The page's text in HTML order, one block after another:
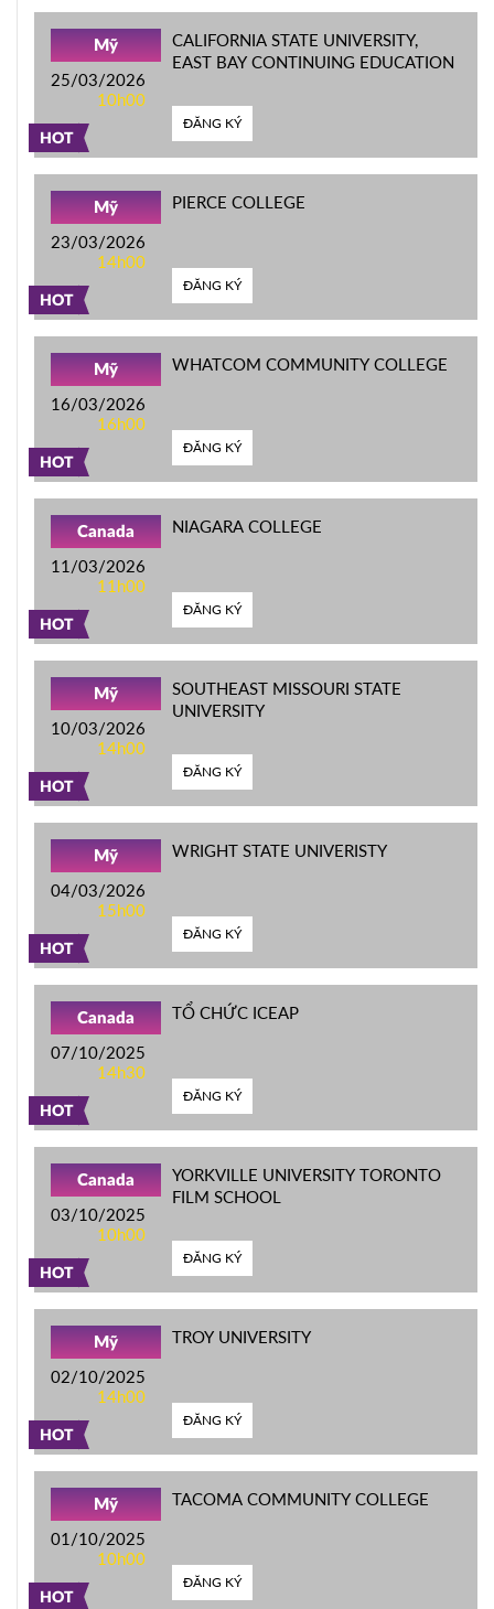
HOT
Mỹ
25/03/2026
10h00
CALIFORNIA STATE UNIVERSITY,
EAST BAY CONTINUING EDUCATION
ĐĂNG KÝ
HOT
Mỹ
23/03/2026
14h00
PIERCE COLLEGE
ĐĂNG KÝ
HOT
Mỹ
16/03/2026
16h00
WHATCOM COMMUNITY COLLEGE
ĐĂNG KÝ
HOT
Canada
11/03/2026
11h00
NIAGARA COLLEGE
ĐĂNG KÝ
HOT
Mỹ
10/03/2026
14h00
SOUTHEAST MISSOURI STATE
UNIVERSITY
ĐĂNG KÝ
HOT
Mỹ
04/03/2026
15h00
WRIGHT STATE UNIVERISTY
ĐĂNG KÝ
HOT
Canada
07/10/2025
14h30
TỔ CHỨC ICEAP
ĐĂNG KÝ
HOT
Canada
03/10/2025
10h00
YORKVILLE UNIVERSITY TORONTO
FILM SCHOOL
ĐĂNG KÝ
HOT
Mỹ
02/10/2025
14h00
TROY UNIVERSITY
ĐĂNG KÝ
HOT
Mỹ
01/10/2025
10h00
TACOMA COMMUNITY COLLEGE
ĐĂNG KÝ